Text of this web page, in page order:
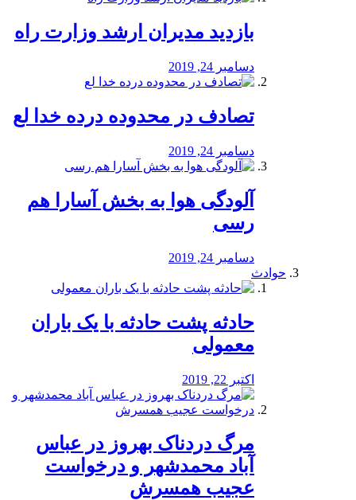
بازدید مدیران ارشد وزارت راه
دسامبر 24, 2019
تصادف در محدوده درده خدا لع
دسامبر 24, 2019
آلودگی هوا به بخش آسارا هم
رسی
دسامبر 24, 2019
حوادث
️حادثه پشت حادثه با یک باران
معمولی
اکتبر 22, 2019
مرگ دردناک بهروز در عباس
آباد محمدشهر و درخواست
عجیب همسرش